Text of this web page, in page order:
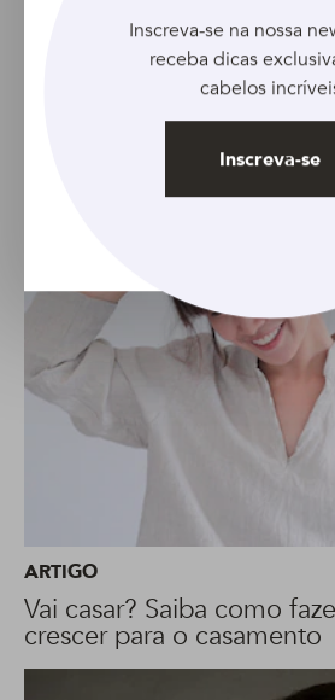
ARTIGO
Vai casar? Saiba como
crescer para o casamento
Inscreva-se na nossa
receba dicas
cabelos
Inscreva-se